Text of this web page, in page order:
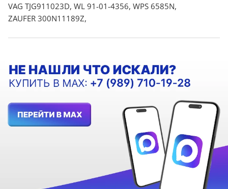
VAG TJG911023D, WL 91-01-4356, WPS 6585N,
ZAUFER 300N11189Z,